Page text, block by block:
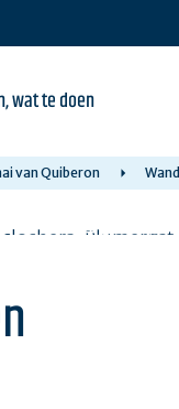
wat te doen
van Quiberon